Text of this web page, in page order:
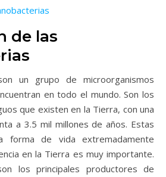
de las
un grupo de microorganismos
en todo el mundo. Son los
que existen en la Tierra, con una
a 3.5 mil millones de años. Estas
forma de vida extremadamente
en la Tierra es muy importante.
los principales productores de